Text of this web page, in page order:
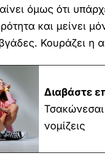
όμως ότι
και μείνει
Κουράζει η
Διαβάστε
νομίζεις